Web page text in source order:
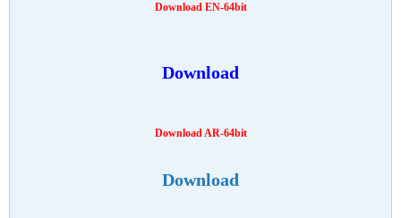
Download EN-64bit
Download
Download AR-64bit
Download